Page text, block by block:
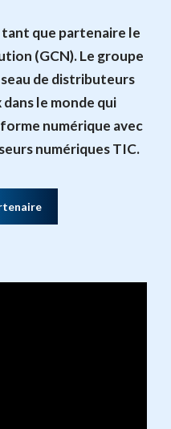
tant que partenaire le
(GCN). Le groupe
de distributeurs
le monde qui
numérique avec
numériques TIC.